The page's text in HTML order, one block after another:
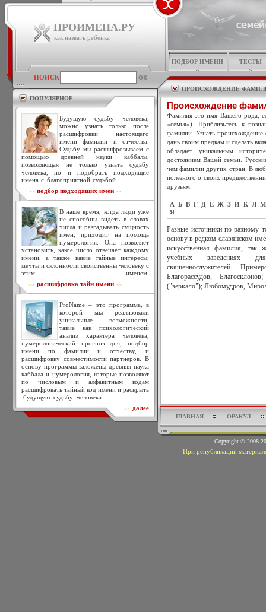
ПРОИМЕНА.РУ
как назвать ребенка
ПОИСК
ПОПУЛЯРНОЕ
Будущую судьбу человека,
можно узнать только после
расшифровки настоящего
имени фамилии и отчества.
Судьбу мы расшифровываем с
помощью древней науки каббалы,
позволяющая не только узнать судьбу
человека, но и подобрать подходящие
имена с благоприятной судьбой.
>> подбор подходящих имен <<
В наше время, когда люди уже
не способны видеть в словах
числа и разгадывать сущность
имен, приходит на помощь
нумерология. Она позволяет
установить, какое число отвечает каждому
имени, а также какие тайные интересы,
мечты и склонности свойственны человеку с
этим именем.
>> расшифровка тайн имени <<
ProName – это программа, в
которой мы реализовали
уникальные возможности,
такие как психологический
анализ характера человека,
нумерологический прогноз дня, подбор
имени по фамилии и отчеству, и
расшифровку совместимости партнеров. В
основу программы заложены древняя наука
каббала и нумерология, которые позволяют
по числовым и алфавитным кодам
расшифровать тайный код имени и раскрыть
будущую судьбу человека.
>> далее
ПОДБОР ИМЕНИ ТЕСТЫ
ПРОИСХОЖДЕНИЕ
Происхождение
Фамилия это имя Вашего рода,
«семья»). Приблизьтесь к
фамилии. Узнать
дань своим предкам и сделать
обладает уникальным
достоянием Вашей семьи.
чем фамилии других стран. В
полезного о своих
друзьям.
А Б В Г Д Е Ж З И К Л М
Я
Разные источники по-разному
основу в редком славянском
искусственная фамилия,
учебных заведениях
священнослужителей.
Благорассудов,
("зеркало"); Любомудров,
ГЛАВНАЯ ОРАКУЛ
Copyright © 2008-
При републикации